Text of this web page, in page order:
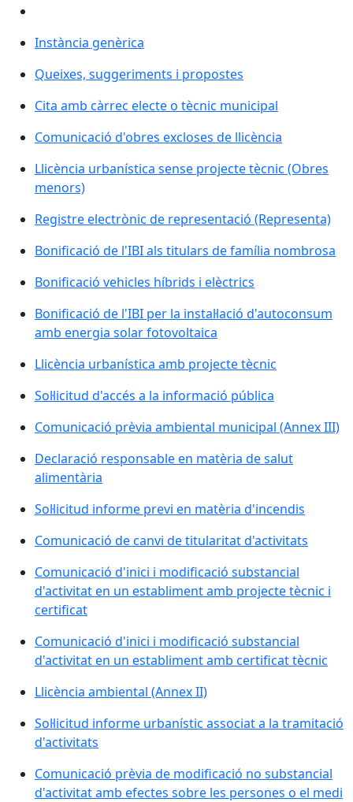
Instància genèrica
Queixes, suggeriments i propostes
Cita amb càrrec electe o tècnic municipal
Comunicació d'obres excloses de llicència
Llicència urbanística sense projecte tècnic (Obres
menors)
Registre electrònic de representació (Representa)
Bonificació de l'IBI als titulars de família nombrosa
Bonificació vehicles híbrids i elèctrics
Bonificació de l'IBI per la instal·lació d'autoconsum
amb energia solar fotovoltaica
Llicència urbanística amb projecte tècnic
Sol·licitud d'accés a la informació pública
Comunicació prèvia ambiental municipal (Annex III)
Declaració responsable en matèria de salut
alimentària
Sol·licitud informe previ en matèria d'incendis
Comunicació de canvi de titularitat d'activitats
Comunicació d'inici i modificació substancial
d'activitat en un establiment amb projecte tècnic i
certificat
Comunicació d'inici i modificació substancial
d'activitat en un establiment amb certificat tècnic
Llicència ambiental (Annex II)
Sol·licitud informe urbanístic associat a la tramitació
d'activitats
Comunicació prèvia de modificació no substancial
d'activitat amb efectes sobre les persones o el medi